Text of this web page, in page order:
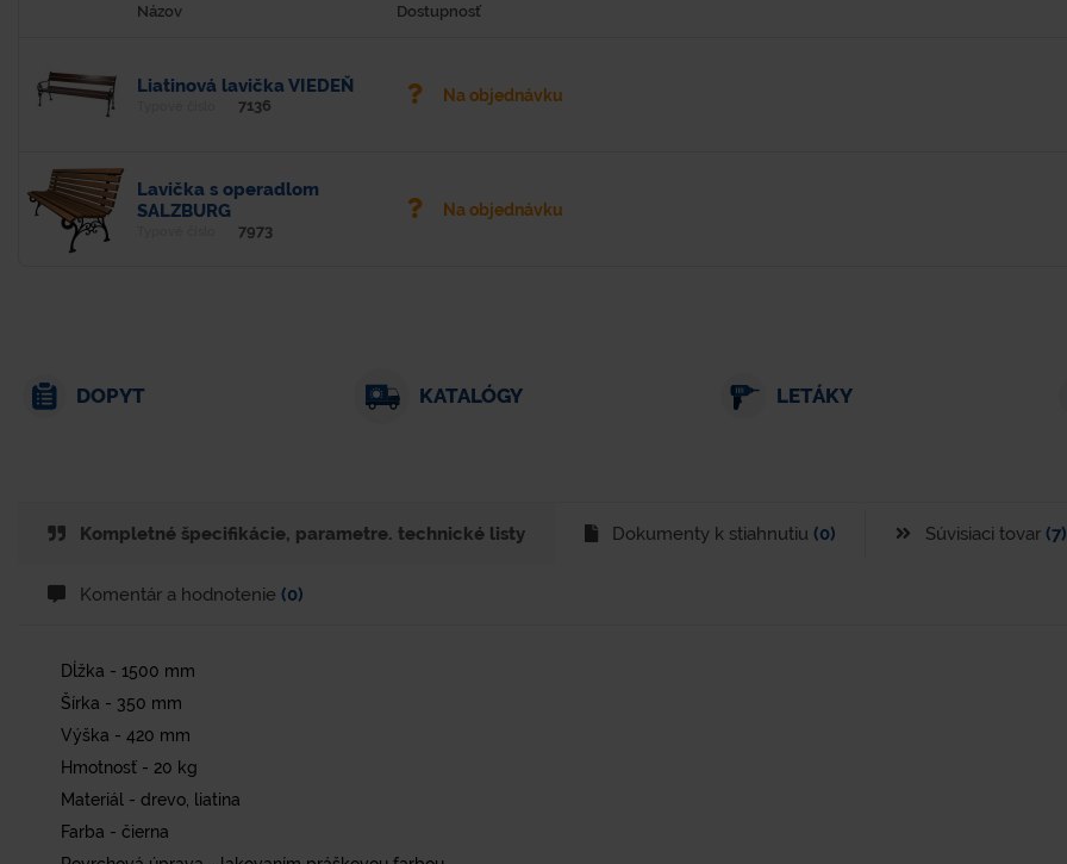
Názov Dostupnosť
Liatinová lavička VIEDEŇ
7136
Na objednávku
Lavička s operadlom
SALZBURG
7973
Na objednávku
DOPYT KATALÓGY LETÁKY
Kompletné špecifikácie, parametre. technické listy Dokumenty k stiahnutiu (0) Súvisiaci tovar (7)
Komentár a hodnotenie (0)
Dĺžka - 1500 mm
Šírka - 350 mm
Výška - 420 mm
Hmotnosť - 20 kg
Materiál - drevo, liatina
Farba - čierna